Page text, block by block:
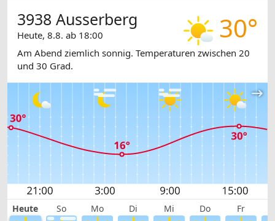
30°
3938 Ausserberg
Heute, 8.8. ab 18:00
Am Abend ziemlich sonnig. Temperaturen zwischen 20
und 30 Grad.
Heute So Mo Di Mi Do Fr